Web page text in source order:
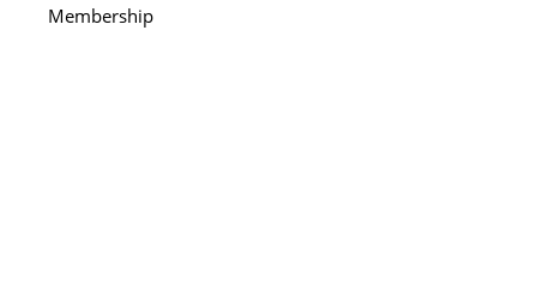
Membership